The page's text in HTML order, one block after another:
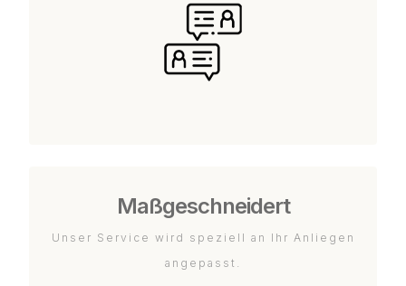
Maßgeschneidert
Unser Service wird speziell an Ihr Anliegen
angepasst.